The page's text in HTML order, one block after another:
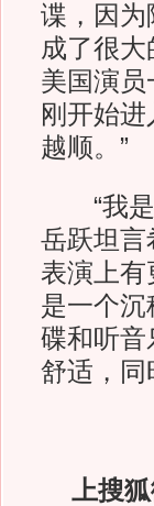
谍，因为
成了很大
美国演
刚开始
越顺。”
“我是
岳跃坦言
表演上有
是一个沉
碟和听音
舒适，同
上搜狐